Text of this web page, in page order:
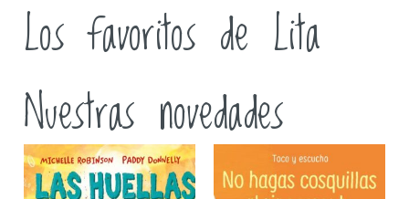
Los favoritos de Lita
Nuestras novedades